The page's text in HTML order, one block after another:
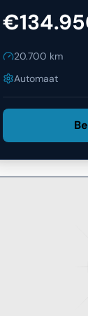
20.700 km
Automaat